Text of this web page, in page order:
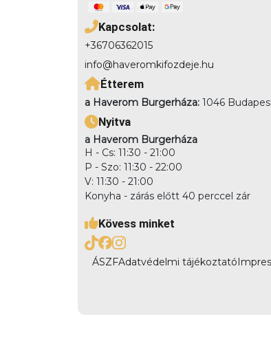
Kapcsolat:
+36706362015
info@haveromkifozdeje.hu
Étterem
a Haverom Burgerháza: 1046
Nyitva
a Haverom Burgerháza
H - Cs: 11:30 - 21:00
P - Szo: 11:30 - 22:00
V: 11:30 - 21:00
Konyha - zárás előtt 40 perccel zár
Kövess minket
ÁSZFAdatvédelmi tájékoztató